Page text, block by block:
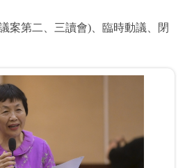
案第二、三讀會)、臨時動議、閉